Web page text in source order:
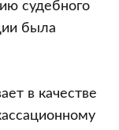
судебного
была
в качестве